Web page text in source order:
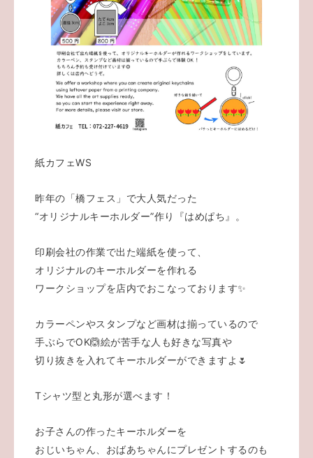
紙カフェWS
昨年の「橋フェス」で大人気だった
“オリジナルキーホルダー”作り『はめぱち』。
印刷会社の作業で出た端紙を使って、
オリジナルのキーホルダーを作れる
ワークショップを店内でおこなっております✨
カラーペンやスタンプなど画材は揃っているので
手ぶらでOK🙆絵が苦手な人も好きな写真や
切り抜きを入れてキーホルダーができますよ🌷
Tシャツ型と丸形が選べます！
お子さんの作ったキーホルダーを
おじいちゃん、おばあちゃんにプレゼントするのも